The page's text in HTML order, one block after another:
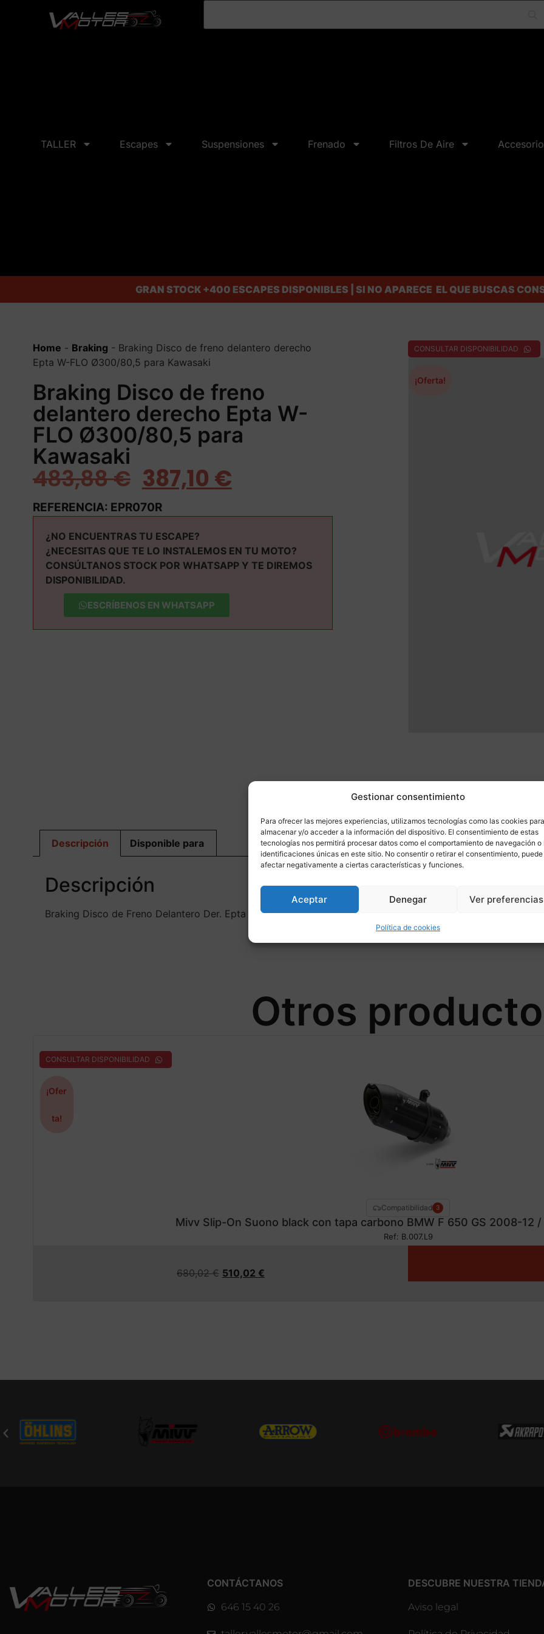
Gestionar consentimiento
Para ofrecer las mejores experiencias, utilizamos tecnologías como las cookies para
almacenar y/o acceder a la información del dispositivo. El consentimiento de estas
tecnologías nos permitirá procesar datos como el comportamiento de navegación o
identificaciones únicas en este sitio. No consentir o retirar el consentimiento, puede
afectar negativamente a ciertas características y funciones.
Aceptar Denegar Ver preferencias
Política de cookies
TALLER Escapes Suspensiones Frenado Filtros De Aire
GRAN STOCK +400 ESCAPES DISPONIBLES | SI NO APARECE EL QUE BUSCAS
Home - Braking - Braking Disco de freno delantero derecho
Epta W-FLO Ø300/80,5 para Kawasaki
Braking Disco de freno
delantero derecho Epta W-
FLO Ø300/80,5 para
Kawasaki
483,88€ 387,10 €
REFERENCIA: EPR070R
¿NO ENCUENTRAS TU ESCAPE?
¿NECESITAS QUE TE LO INSTALEMOS EN TU MOTO?
CONSÚLTANOS STOCK POR WHATSAPP Y TE DIREMOS
DISPONIBILIDAD.
ESCRÍBENOS EN WHATSAPP
CONSULTAR DISPONIBILIDAD
¡Oferta!
Más
Descripción Disponible para
Descripción
Braking Disco de Freno Delantero Der. Epta W-FLO Ø300/805 para KAWASAKI
Otros
CONSULTAR DISPONIBILIDAD
¡Ofer
ta!
Compatibilidad 3
Mivv Slip-On Suono black con tapa carbono BMW F 650 GS 2008-12
Ref: B.007.L9
680,02€ 510,02 €
CONTÁCTANOS
646 15 40 26
DESCUBRE NUESTRA
Aviso legal